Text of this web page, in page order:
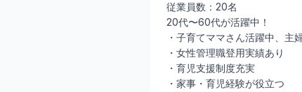
従業員数：20名
20代〜60代が活躍中！
・子育てママさん活躍中、主
・女性管理職登用実績あり
・育児支援制度充実
・家事・育児経験が役立つ